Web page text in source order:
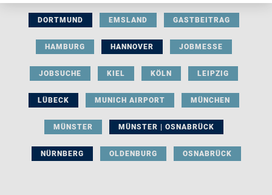
DORTMUND EMSLAND GASTBEITRAG
HAMBURG HANNOVER JOBMESSE
JOBSUCHE KIEL KÖLN LEIPZIG
LÜBECK MUNICH AIRPORT MÜNCHEN
MÜNSTER MÜNSTER | OSNABRÜCK
NÜRNBERG OLDENBURG OSNABRÜCK